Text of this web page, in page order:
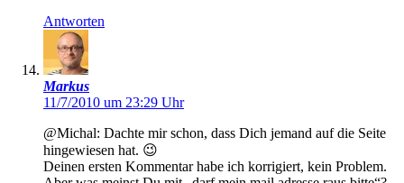
Antworten
Markus
11/7/2010 um 23:29 Uhr
@Michal: Dachte mir schon, dass Dich jemand auf die Seite
hingewiesen hat. 😉
Deinen ersten Kommentar habe ich korrigiert, kein Problem.